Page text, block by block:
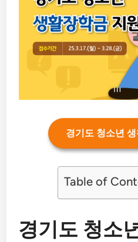
경기도 청소년
Table of
경기도 청소